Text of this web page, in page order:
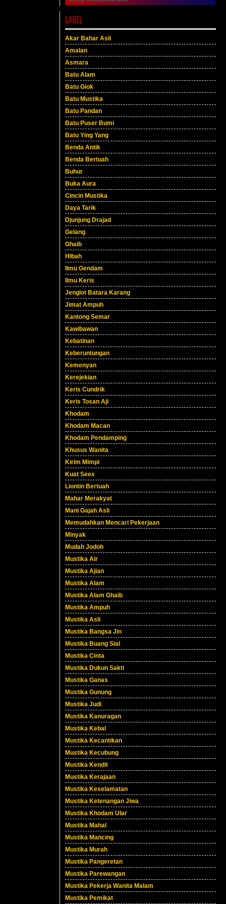
LABEL
Akar Bahar Asli
Amalan
Asmara
Batu Alam
Batu Giok
Batu Mustika
Batu Pandan
Batu Puser Bumi
Batu Ying Yang
Benda Antik
Benda Bertuah
Buhur
Buka Aura
Cincin Mustika
Daya Tarik
Djunjung Drajad
Gelang
Ghaib
HIbah
Ilmu Gendam
Ilmu Keris
Jenglot Batara Karang
Jimat Ampuh
Kantong Semar
Kawibawan
Kebatinan
Keberuntungan
Kemenyan
Kerejekian
Keris Cundrik
Keris Tosan Aji
Khodam
Khodam Macan
Khodam Pendamping
Khusus Wanita
Kirim Mimpi
Kuat Seex
Liontin Bertuah
Mahar Merakyat
Mani Gajah Asli
Memudahkan Mencari Pekerjaan
Minyak
Mudah Jodoh
Mustika Air
Mustika Ajian
Mustika Alam
Mustika Alam Ghaib
Mustika Ampuh
Mustika Asli
Mustika Bangsa Jin
Mustika Buang Sial
Mustika Cinta
Mustika Dukun Sakti
Mustika Ganas
Mustika Gunung
Mustika Judi
Mustika Kanuragan
Mustika Kebal
Mustika Kecantikan
Mustika Kecubung
Mustika Kendit
Mustika Kerajaan
Mustika Keselamatan
Mustika Ketenangan Jiwa
Mustika Khodam Ular
Mustika Mahal
Mustika Mancing
Mustika Murah
Mustika Pangeretan
Mustika Parewangan
Mustika Pekerja Wanita Malam
Mustika Pemikat